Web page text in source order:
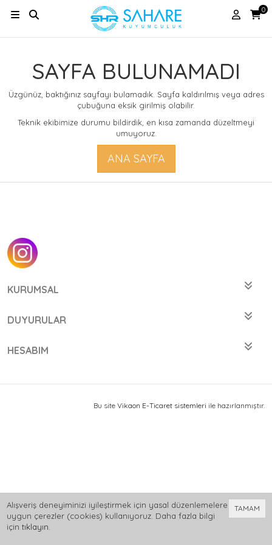
0
SAYFA BULUNAMADI
Üzgünüz, baktığınız sayfayı bulamadık. Sayfa kaldırılmış veya adres
çubuğuna eksik girilmiş olabilir.
Teknik ekibimize durumu bildirdik, en kısa zamanda düzeltmeyi
umuyoruz.
ANA SAYFA
KURUMSAL
DUYURULAR
HESABIM
Bu site Vikaon E-Ticaret sistemleri ile hazırlanmıştır.
TAMAM
Alışveriş deneyiminizi iyileştirmek için yasal düzenlemelere
uygun çerezler (cookies) kullanıyoruz. Daha fazla bilgi
için tıklayın